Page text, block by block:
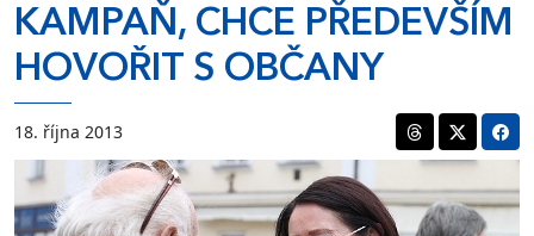
KAMPAŇ, CHCE PŘEDEVŠÍM
HOVOŘIT S OBČANY
18. října 2013